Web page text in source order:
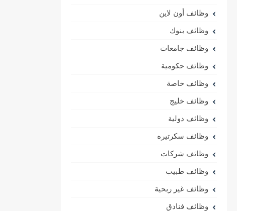
وظائف أون لاين
وظائف بنوك
وظائف جامعات
وظائف حكومية
وظائف خاصة
وظائف خليج
وظائف دولية
وظائف سكرتيره
وظائف شركات
وظائف طبيب
وظائف غير ربحية
وظائف فنادق